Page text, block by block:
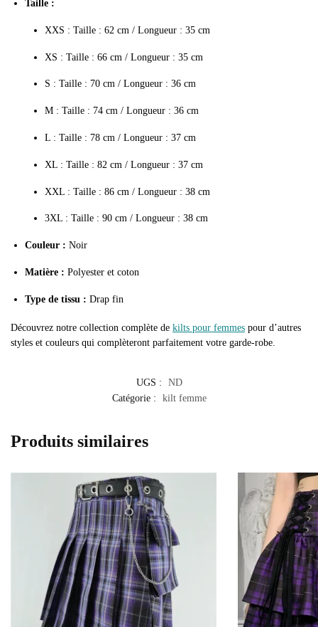
Taille :
XXS : Taille : 62 cm / Longueur : 35 cm
XS : Taille : 66 cm / Longueur : 35 cm
S : Taille : 70 cm / Longueur : 36 cm
M : Taille : 74 cm / Longueur : 36 cm
L : Taille : 78 cm / Longueur : 37 cm
XL : Taille : 82 cm / Longueur : 37 cm
XXL : Taille : 86 cm / Longueur : 38 cm
3XL : Taille : 90 cm / Longueur : 38 cm
Couleur : Noir
Matière : Polyester et coton
Type de tissu : Drap fin
Découvrez notre collection complète de kilts pour femmes pour d’autres
styles et couleurs qui complèteront parfaitement votre garde-robe.
UGS :
ND
Catégorie :
kilt femme
Produits similaires